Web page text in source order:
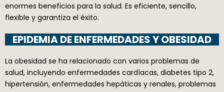
enormes beneficios para la salud. Es eficiente, sencillo,
flexible y garantiza el éxito.
EPIDEMIA DE ENFERMEDADES Y OBESIDAD
La obesidad se ha relacionado con varios problemas de
salud, incluyendo enfermedades cardíacas, diabetes tipo 2,
hipertensión, enfermedades hepáticas y renales, problemas